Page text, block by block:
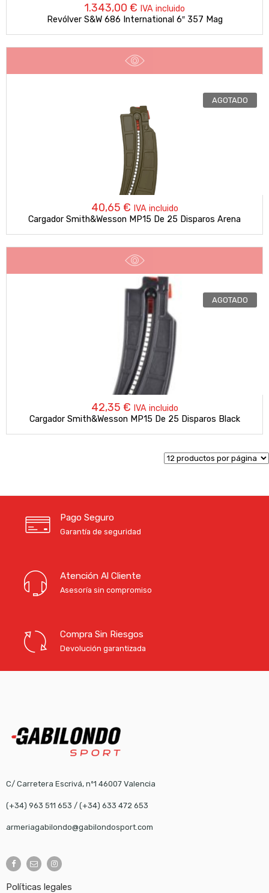
1.343,00 € IVA incluido
Revólver S&W 686 International 6″ 357 Mag
AGOTADO
40,65 € IVA incluido
Cargador Smith&Wesson MP15 De 25 Disparos Arena
AGOTADO
42,35 € IVA incluido
Cargador Smith&Wesson MP15 De 25 Disparos Black
Pago Seguro
Garantía de seguridad
Atención Al Cliente
Asesoría sin compromiso
Compra Sin Riesgos
Devolución garantizada
C/ Carretera Escrivá, nº1 46007 Valencia
(+34) 963 511 653 / (+34) 633 472 653
armeriagabilondo@gabilondosport.com
Políticas legales